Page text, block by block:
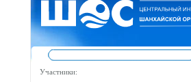
Участники: